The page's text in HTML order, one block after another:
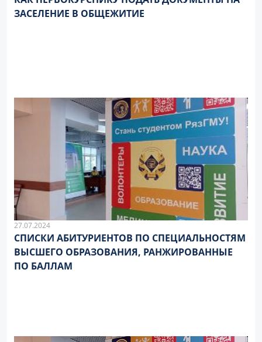
ЗАСЕЛЕНИЕ В ОБЩЕЖИТИЕ
27.07.2024
СПИСКИ АБИТУРИЕНТОВ ПО СПЕЦИАЛЬНОСТЯМ
ВЫСШЕГО ОБРАЗОВАНИЯ, РАНЖИРОВАННЫЕ
ПО БАЛЛАМ